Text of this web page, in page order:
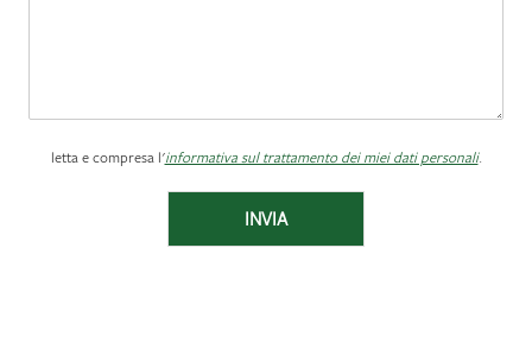
letta e compresa l'informativa sul trattamento dei miei dati personali.
INVIA